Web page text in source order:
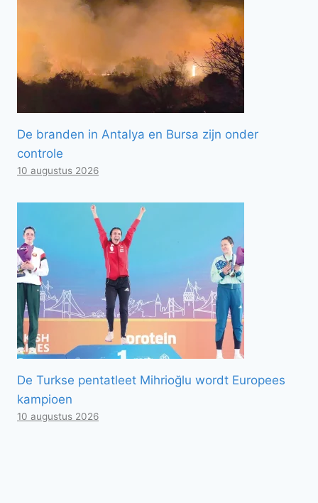
De branden in Antalya en Bursa zijn onder
controle
10 augustus 2026
De Turkse pentatleet Mihrioğlu wordt Europees
kampioen
10 augustus 2026